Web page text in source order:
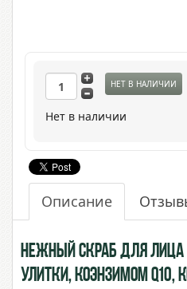
НЕТ В НАЛИЧИИ
Нет в наличии
Описание
Нежный скраб для лица
Улитки, Коэнзимом Q10,